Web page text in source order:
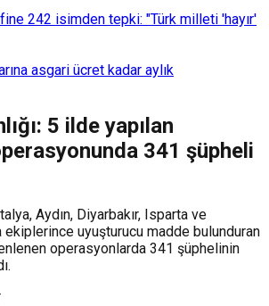
eğitimi düzenleyerek İzmirlileri
sistemine dahil etti.
242 isimden tepki: "Türk milleti 'hayır'
asgari ücret kadar aylık
5 ilde yapılan
341 şüpheli
Aydın, Diyarbakır, Isparta ve
ekiplerince uyuşturucu madde bulunduran
operasyonlarda 341 şüphelinin